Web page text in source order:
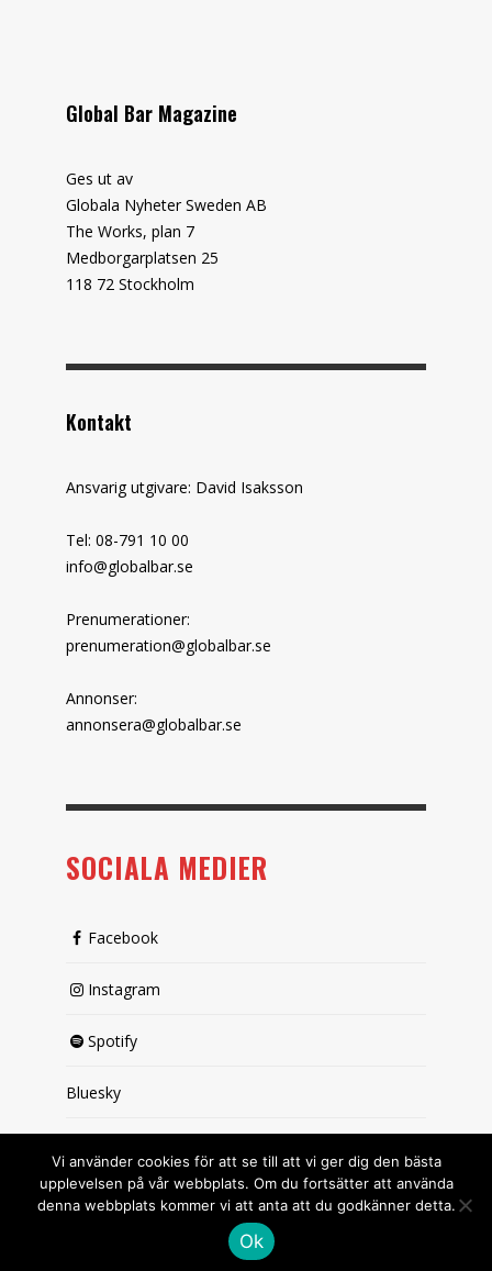
Global Bar Magazine
Ges ut av
Globala Nyheter Sweden AB
The Works, plan 7
Medborgarplatsen 25
118 72 Stockholm
Kontakt
Ansvarig utgivare: David Isaksson
Tel: 08-791 10 00
info@globalbar.se
Prenumerationer:
prenumeration@globalbar.se
Annonser:
annonsera@globalbar.se
SOCIALA MEDIER
Facebook
Instagram
Spotify
Bluesky
Vi använder cookies för att se till att vi ger dig den bästa
upplevelsen på vår webbplats. Om du fortsätter att använda
denna webbplats kommer vi att anta att du godkänner detta.
Ok